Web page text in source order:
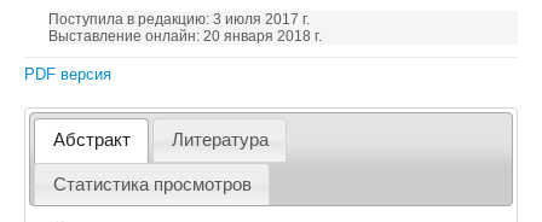
Поступила в редакцию: 3 июля 2017 г.
Выставление онлайн: 20 января 2018 г.
PDF версия
Абстракт Литература
Статистика просмотров